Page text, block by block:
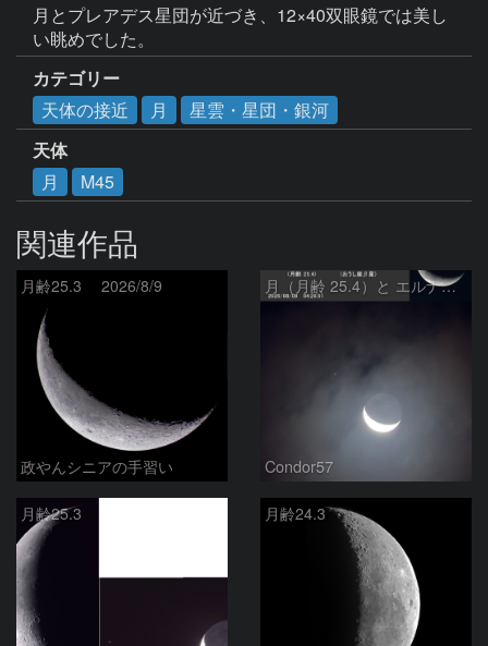
月とプレアデス星団が近づき、12×40双眼鏡では美し
い眺めでした。
カテゴリー
天体の接近
月
星雲・星団・銀河
天体
月
M45
関連作品
月齢25.3 2026/8/9
政やんシニアの手習い
月（月齢 25.4）と エルナト（おうし座β星）
Condor57
月齢25.3 月齢24.3